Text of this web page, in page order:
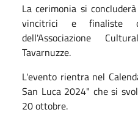
La cerimonia si
vincitrici e finaliste
dell'Associazione
Tavarnuzze.
L'evento rientra nel
San Luca 2024" che si
20 ottobre.